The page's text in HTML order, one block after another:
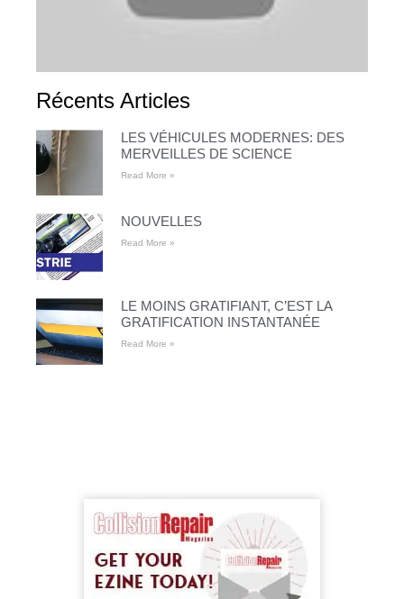
Récents Articles
LES VÉHICULES MODERNES: DES
MERVEILLES DE SCIENCE
Read More »
NOUVELLES
Read More »
LE MOINS GRATIFIANT, C’EST LA
GRATIFICATION INSTANTANÉE
Read More »